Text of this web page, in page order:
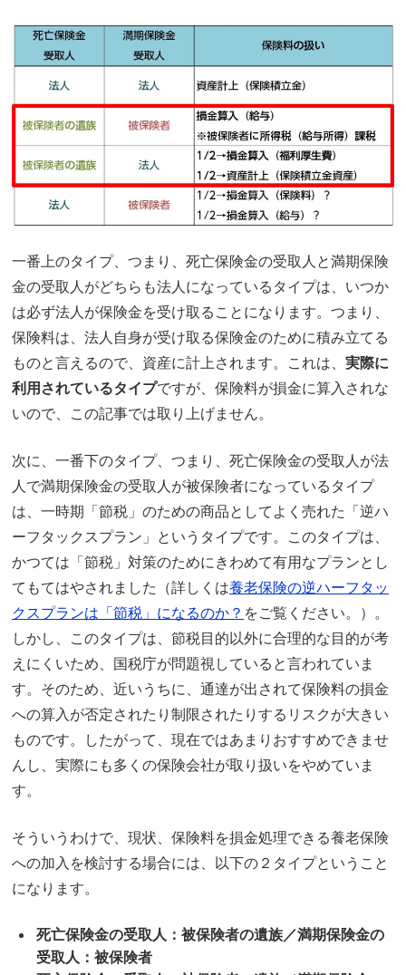
一番上のタイプ、つまり、死亡保険金の受取人と満期保険
金の受取人がどちらも法人になっているタイプは、いつか
は必ず法人が保険金を受け取ることになります。つまり、
保険料は、法人自身が受け取る保険金のために積み立てる
ものと言えるので、資産に計上されます。これは、 実際に
利用されているタイプですが、保険料が損金に算入されな
いので、この記事では取り上げません。
次に、一番下のタイプ、つまり、死亡保険金の受取人が法
人で満期保険金の受取人が被保険者になっているタイプ
は、一時期「節税」のための商品としてよく売れた「逆ハ
ーフタックスプラン」というタイプです。このタイプは、
かつては「節税」対策のためにきわめて有用なプランとし
てもてはやされました（詳しくは養老保険の逆ハーフタッ
クスプランは「節税」になるのか？ をご覧ください。）。
しかし、このタイプは、節税目的以外に合理的な目的が考
えにくいため、国税庁が問題視していると言われていま
す。そのため、近いうちに、通達が出されて保険料の損金
への算入が否定されたり制限されたりするリスクが大きい
ものです。したがって、現在ではあまりおすすめできませ
んし、実際にも多くの保険会社が取り扱いをやめていま
す。
そういうわけで、現状、保険料を損金処理できる養老保険
への加入を検討する場合には、以下の２タイプということ
になります。
死亡保険金の受取人：被保険者の遺族／満期保険金の
受取人：被保険者